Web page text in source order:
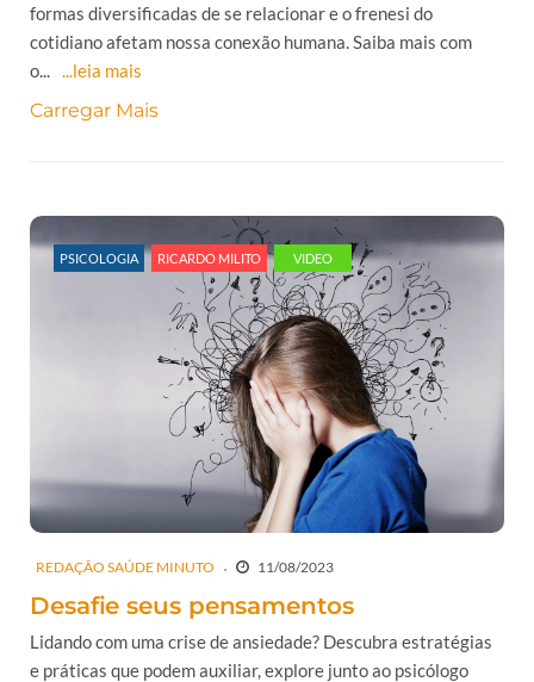
formas diversificadas de se relacionar e o frenesi do
cotidiano afetam nossa conexão humana. Saiba mais com
o... ...leia mais
Carregar Mais
PSICOLOGIA RICARDO MILITO VIDEO
REDAÇÃO SAÚDE MINUTO 11/08/2023
Desafie seus pensamentos
Lidando com uma crise de ansiedade? Descubra estratégias
e práticas que podem auxiliar, explore junto ao psicólogo